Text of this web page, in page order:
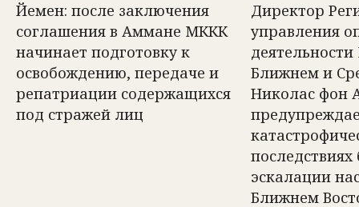
Йемен: после заключения
соглашения в Аммане МККК
начинает подготовку к
освобождению, передаче и
репатриации содержащихся
под стражей лиц
Директор
управления
Ближнем и
Николас фон
эскалации
Ближнем